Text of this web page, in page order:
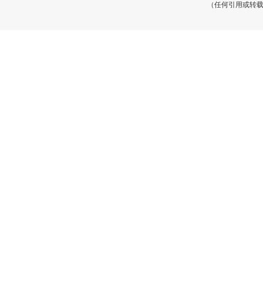
（任何引用或转